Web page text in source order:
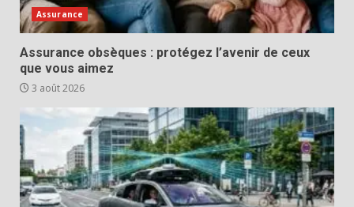
Assurance
Assurance obsèques : protégez l’avenir de ceux
que vous aimez
3 août 2026